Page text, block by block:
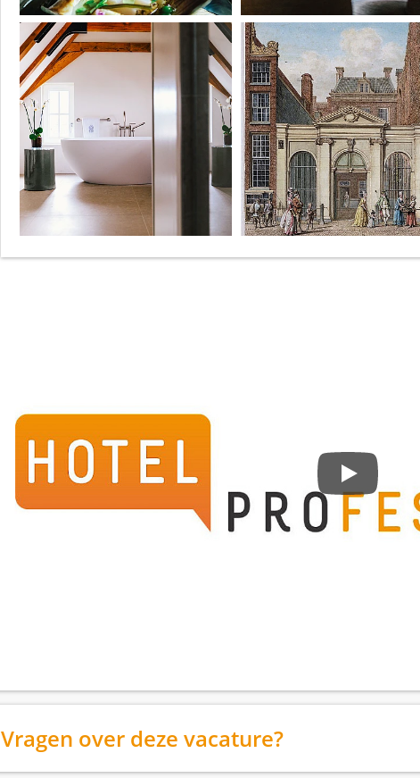
Vragen over deze vacature?